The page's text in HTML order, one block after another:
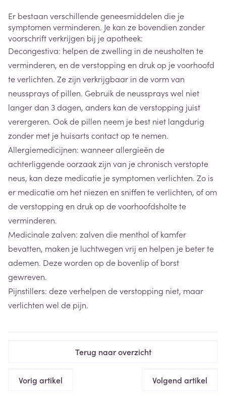
Er bestaan verschillende geneesmiddelen die je
symptomen verminderen. Je kan ze bovendien zonder
voorschrift verkrijgen bij je apotheek:
Decongestiva: helpen de zwelling in de neusholten te
verminderen, en de verstopping en druk op je voorhoofd
te verlichten. Ze zijn verkrijgbaar in de vorm van
neussprays of pillen. Gebruik de neussprays wel niet
langer dan 3 dagen, anders kan de verstopping juist
verergeren. Ook de pillen neem je best niet langdurig
zonder met je huisarts contact op te nemen.
Allergiemedicijnen: wanneer allergieën de
achterliggende oorzaak zijn van je chronisch verstopte
neus, kan deze medicatie je symptomen verlichten. Zo is
er medicatie om het niezen en sniffen te verlichten, of om
de verstopping en druk op de voorhoofdsholte te
verminderen.
Medicinale zalven: zalven die menthol of kamfer
bevatten, maken je luchtwegen vrij en helpen je beter te
ademen. Deze worden op de bovenlip of borst
gewreven.
Pijnstillers: deze verhelpen de verstopping niet, maar
verlichten wel de pijn.
Terug naar overzicht
Vorig artikel Volgend artikel